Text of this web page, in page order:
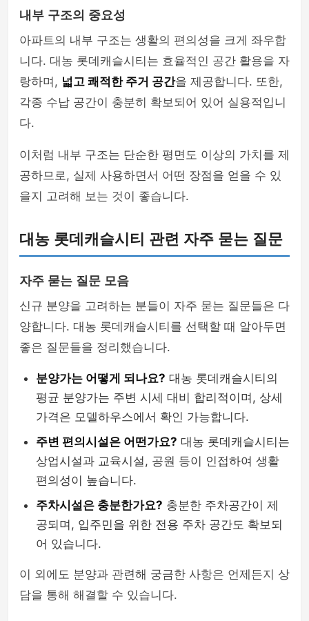
내부 구조의 중요성
아파트의 내부 구조는 생활의 편의성을 크게 좌우합
니다. 대농 롯데캐슬시티는 효율적인 공간 활용을 자
랑하며, 넓고 쾌적한 주거 공간을 제공합니다. 또한,
각종 수납 공간이 충분히 확보되어 있어 실용적입니
다.
이처럼 내부 구조는 단순한 평면도 이상의 가치를 제
공하므로, 실제 사용하면서 어떤 장점을 얻을 수 있
을지 고려해 보는 것이 좋습니다.
대농 롯데캐슬시티 관련 자주 묻는 질문
자주 묻는 질문 모음
신규 분양을 고려하는 분들이 자주 묻는 질문들은 다
양합니다. 대농 롯데캐슬시티를 선택할 때 알아두면
좋은 질문들을 정리했습니다.
분양가는 어떻게 되나요? 대농 롯데캐슬시티의
평균 분양가는 주변 시세 대비 합리적이며, 상세
가격은 모델하우스에서 확인 가능합니다.
주변 편의시설은 어떤가요? 대농 롯데캐슬시티는
상업시설과 교육시설, 공원 등이 인접하여 생활
편의성이 높습니다.
주차시설은 충분한가요? 충분한 주차공간이 제
공되며, 입주민을 위한 전용 주차 공간도 확보되
어 있습니다.
이 외에도 분양과 관련해 궁금한 사항은 언제든지 상
담을 통해 해결할 수 있습니다.